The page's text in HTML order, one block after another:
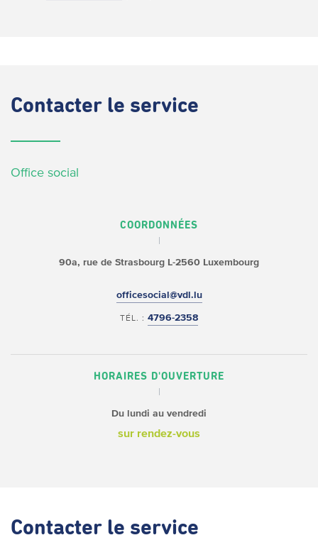
Contacter le service
Office social
COORDONNÉES
90a, rue de Strasbourg L-2560 Luxembourg
officesocial@vdl.lu
TÉL. : 4796-2358
HORAIRES D'OUVERTURE
Du lundi au vendredi
sur rendez-vous
Contacter le service